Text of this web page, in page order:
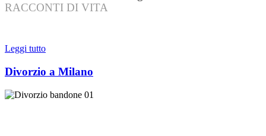
RACCONTI DI VITA
Leggi tutto
Divorzio a Milano